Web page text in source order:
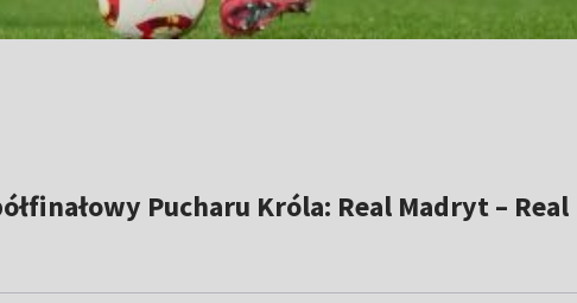
Pucharu Króla: Real Madryt – Real